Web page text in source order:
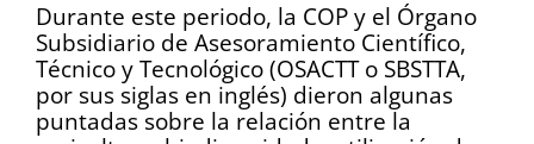
Durante este periodo, la COP y el Órgano
Subsidiario de Asesoramiento Científico,
Técnico y Tecnológico (OSACTT o SBSTTA,
por sus siglas en inglés) dieron algunas
puntadas sobre la relación entre la